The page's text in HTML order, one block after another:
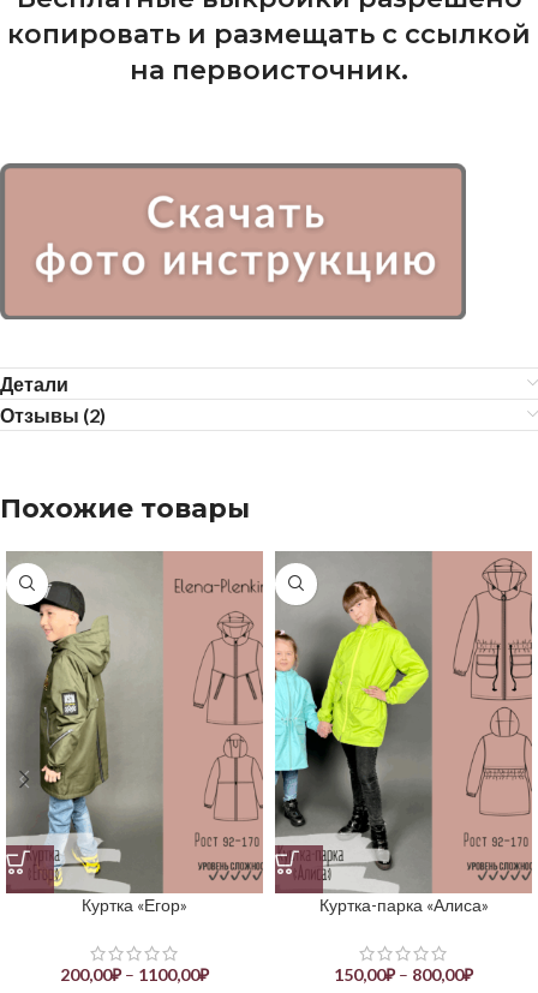
копировать и размещать с ссылкой
на первоисточник.
Детали
Отзывы (2)
Похожие товары
Куртка «Егор»
200,00₽ – 1100,00₽
Куртка-парка «Алиса»
150,00₽ – 800,00₽